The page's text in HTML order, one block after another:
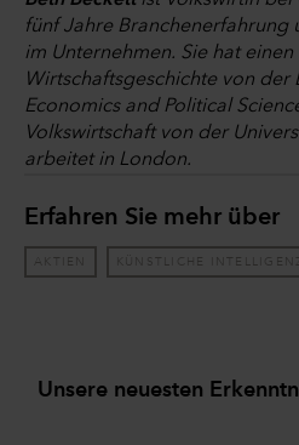
fünf Jahre Branchenerfahrung
im Unternehmen. Sie hat einen
Wirtschaftsgeschichte von der
Economics and Political
Volkswirtschaft von der
arbeitet in London.
Erfahren Sie mehr über
AKTIEN KÜNSTLICHE
Unsere neuesten